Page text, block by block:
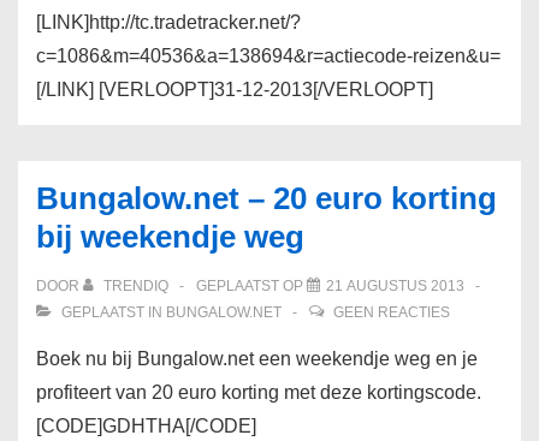
[LINK]http://tc.tradetracker.net/?
c=1086&m=40536&a=138694&r=actiecode-reizen&u=
[/LINK] [VERLOOPT]31-12-2013[/VERLOOPT]
Bungalow.net – 20 euro korting
bij weekendje weg
DOOR TRENDIQ GEPLAATST OP
21 AUGUSTUS 2013
GEPLAATST IN BUNGALOW.NET GEEN REACTIES
Boek nu bij Bungalow.net een weekendje weg en je
profiteert van 20 euro korting met deze kortingscode.
[CODE]GDHTHA[/CODE]